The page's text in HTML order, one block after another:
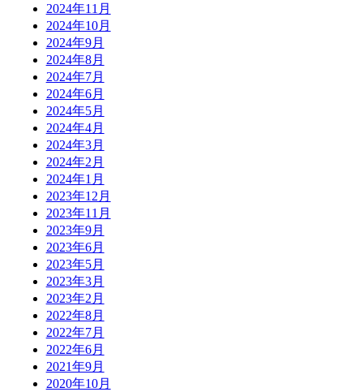
2024年11月
2024年10月
2024年9月
2024年8月
2024年7月
2024年6月
2024年5月
2024年4月
2024年3月
2024年2月
2024年1月
2023年12月
2023年11月
2023年9月
2023年6月
2023年5月
2023年3月
2023年2月
2022年8月
2022年7月
2022年6月
2021年9月
2020年10月